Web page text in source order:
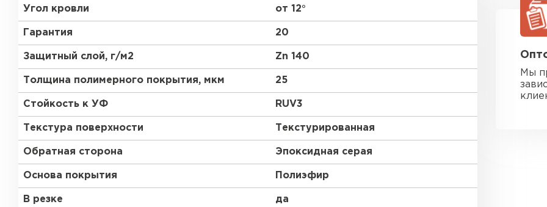
Угол кровли от 12°
Гарантия 20
Защитный слой, г/м2 Zn 140
Толщина полимерного покрытия, мкм 25
Стойкость к УФ RUV3
Текстура поверхности Текстурированная
Обратная сторона Эпоксидная серая
Основа покрытия Полиэфир
В резке да
Мы